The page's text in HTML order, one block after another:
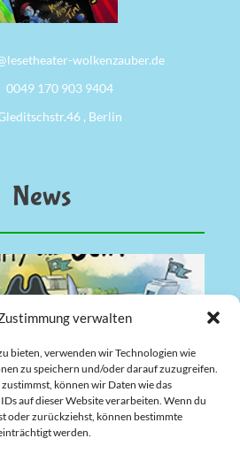
verwalten
bieten, verwenden wir Technologien wie
zu speichern und/oder darauf zuzugreifen.
können wir Daten wie das
auf dieser Website verarbeiten. Wenn du
oder zurückziehst, können bestimmte
werden.
wolkenzauber.de
0049 170 903 9404
, Berlin
News
„Die Zwillingspiraten“
edition + dem CLiff Hotel,